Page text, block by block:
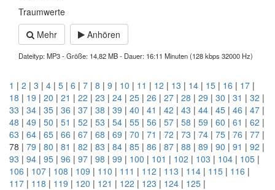
Traumwerte
Mehr
Anhören
Dateityp: MP3 - Größe: 14,82 MB - Dauer: 16:11 Minuten (128 kbps 32000 Hz)
1 | 2 | 3 | 4 | 5 | 6 | 7 | 8 | 9 | 10 | 11 | 12 | 13 | 14 | 15 | 16 | 17 |
18 | 19 | 20 | 21 | 22 | 23 | 24 | 25 | 26 | 27 | 28 | 29 | 30 | 31 | 32 |
33 | 34 | 35 | 36 | 37 | 38 | 39 | 40 | 41 | 42 | 43 | 44 | 45 | 46 | 47 |
48 | 49 | 50 | 51 | 52 | 53 | 54 | 55 | 56 | 57 | 58 | 59 | 60 | 61 | 62 |
63 | 64 | 65 | 66 | 67 | 68 | 69 | 70 | 71 | 72 | 73 | 74 | 75 | 76 | 77 |
78 | 79 | 80 | 81 | 82 | 83 | 84 | 85 | 86 | 87 | 88 | 89 | 90 | 91 | 92 |
93 | 94 | 95 | 96 | 97 | 98 | 99 | 100 | 101 | 102 | 103 | 104 | 105 |
106 | 107 | 108 | 109 | 110 | 111 | 112 | 113 | 114 | 115 | 116 |
117 | 118 | 119 | 120 | 121 | 122 | 123 | 124 | 125 |